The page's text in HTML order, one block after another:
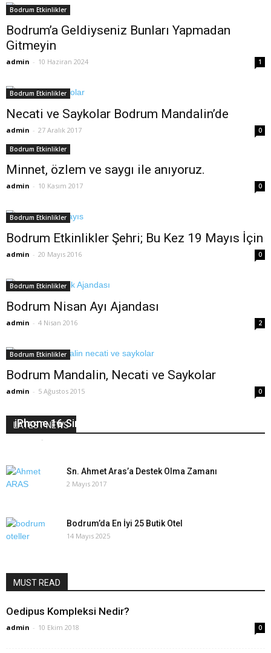
Bodrum Etkinlikler
Bodrum’a Geldiyseniz Bunları Yapmadan
Gitmeyin
admin - 10 Haziran 2024 1
Bodrum Etkinlikler
Necati ve Saykolar Bodrum Mandalin’de
admin - 27 Aralık 2017 0
Bodrum Etkinlikler
Minnet, özlem ve saygı ile anıyoruz.
admin - 10 Kasım 2017 0
Bodrum Etkinlikler
Bodrum Etkinlikler Şehri; Bu Kez 19 Mayıs İçin
admin - 20 Mayıs 2016 0
Bodrum Etkinlikler
Bodrum Nisan Ayı Ajandası
admin - 4 Nisan 2016 2
Bodrum Etkinlikler
Bodrum Mandalin, Necati ve Saykolar
admin - 5 Ağustos 2015 0
LATEST NEWS
iPhone 16 Sinematik Mod 30 Fps, 120 Fps Değil
-
Sn. Ahmet Aras’a Destek Olma Zamanı
2 Mayıs 2017
Bodrum’da En İyi 25 Butik Otel
14 Mayıs 2025
MUST READ
Oedipus Kompleksi Nedir?
admin - 10 Ekim 2018 0